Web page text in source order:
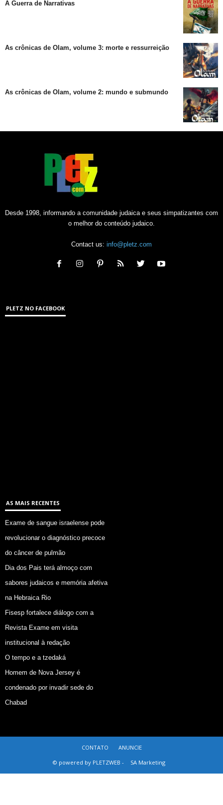
A Guerra de Narrativas
As crônicas de Olam, volume 3: morte e ressurreição
As crônicas de Olam, volume 2: mundo e submundo
Desde 1998, informando a comunidade judaica e seus simpatizantes com
o melhor do conteúdo judaico.
Contact us: info@pletz.com
PLETZ NO FACEBOOK
AS MAIS RECENTES
Exame de sangue israelense pode
revolucionar o diagnóstico precoce
do câncer de pulmão
Dia dos Pais terá almoço com
sabores judaicos e memória afetiva
na Hebraica Rio
Fisesp fortalece diálogo com a
Revista Exame em visita
institucional à redação
O tempo e a tzedaká
Homem de Nova Jersey é
condenado por invadir sede do
Chabad
CONTATO
ANUNCIE
© powered by PLETZWEB -
SA Marketing